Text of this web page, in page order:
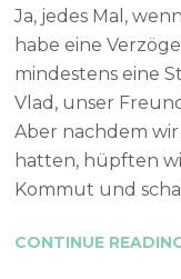
Ja, jedes Mal,
habe eine
mindestens eine
Vlad, unser
Aber nachdem wir
hatten, hüpften
Kommut und
CONTINUE